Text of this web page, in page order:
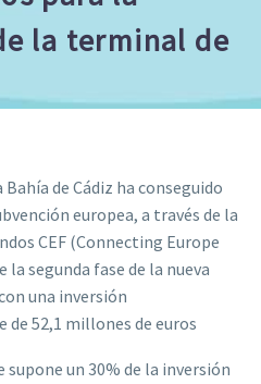
la terminal de
de Cádiz ha conseguido
europea, a través de la
CEF (Connecting Europe
la segunda fase de la nueva
una inversión
52,1 millones de euros
supone un 30% de la inversión